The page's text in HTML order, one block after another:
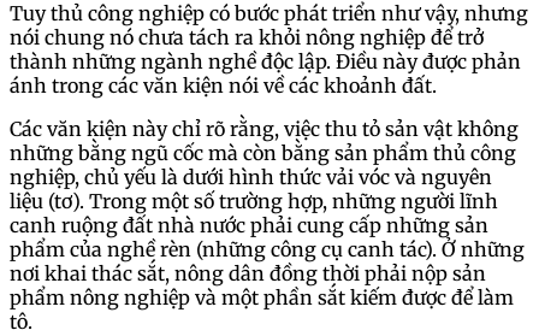
Tuy thủ công nghiệp có bước phát triển như vậy, nhưng
nói chung nó chưa tách ra khỏi nông nghiệp để trở
thành những ngành nghề độc lập. Điều này được phản
ánh trong các văn kiện nói về các khoảnh đất.
Các văn kiện này chỉ rõ rằng, việc thu tỏ sản vật không
những bằng ngũ cốc mà còn bằng sản phẩm thủ công
nghiệp, chủ yếu là dưới hình thức vải vóc và nguyên
liệu (tơ). Trong một số trường hợp, những người lĩnh
canh ruộng đất nhà nước phải cung cấp những sản
phẩm của nghề rèn (những công cụ canh tác). Ở những
nơi khai thác sắt, nông dân đồng thời phải nộp sản
phẩm nông nghiệp và một phần sắt kiếm được để làm
tô.